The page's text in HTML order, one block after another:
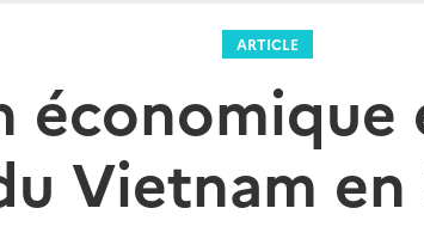
ARTICLE
économique
Vietnam en